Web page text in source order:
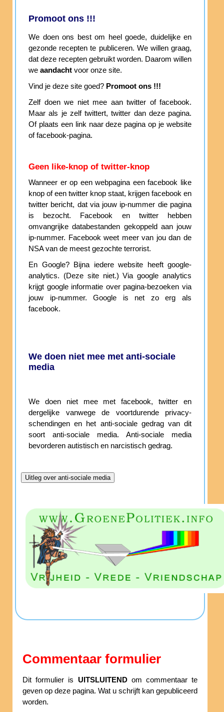
Promoot ons !!!
We doen ons best om heel goede, duidelijke en
gezonde recepten te publiceren. We willen graag,
dat deze recepten gebruikt worden. Daarom willen
we aandacht voor onze site.
Vind je deze site goed? Promoot ons !!!
Zelf doen we niet mee aan twitter of facebook.
Maar als je zelf twittert, twitter dan deze pagina.
Of plaats een link naar deze pagina op je website
of facebook-pagina.
Geen like-knop of twitter-knop
Wanneer er op een webpagina een facebook like
knop of een twitter knop staat, krijgen facebook en
twitter bericht, dat via jouw ip-nummer die pagina
is bezocht. Facebook en twitter hebben
omvangrijke databestanden gekoppeld aan jouw
ip-nummer. Facebook weet meer van jou dan de
NSA van de meest gezochte terrorist.
En Google? Bijna iedere website heeft google-
analytics. (Deze site niet.) Via google analytics
krijgt google informatie over pagina-bezoeken via
jouw ip-nummer. Google is net zo erg als
facebook.
We doen niet mee met anti-sociale
media
We doen niet mee met facebook, twitter en
dergelijke vanwege de voortdurende privacy-
schendingen en het anti-sociale gedrag van dit
soort anti-sociale media. Anti-sociale media
bevorderen autistisch en narcistisch gedrag.
Commentaar formulier
Dit formulier is UITSLUITENDom commentaar te
geven op deze pagina. Wat u schrijft kan gepubliceerd
worden.